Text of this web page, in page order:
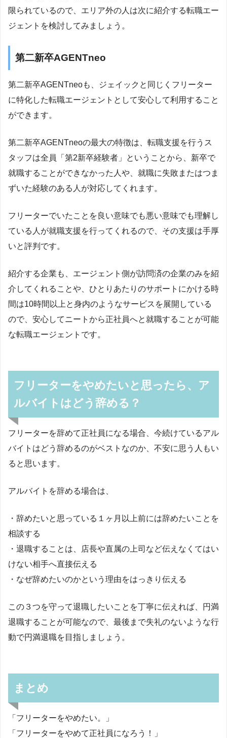
限られているので、エリア外の人は次に紹介する転職エー
ジェントを検討してみましょう。
第二新卒AGENTneo
第二新卒AGENTneoも、ジェイックと同じくフリーター
に特化した転職エージェントとして安心して利用すること
ができます。
第二新卒AGENTneoの最大の特徴は、転職支援を行うス
タッフは全員「第2新卒経験者」ということから、新卒で
就職することができなかった人や、就職に失敗またはつま
ずいた経験のある人が対応してくれます。
フリーターでいたことを良い意味でも悪い意味でも理解し
ている人が就職支援を行ってくれるので、その支援は手厚
いと評判です。
紹介する企業も、エージェント側が訪問済の企業のみを紹
介してくれることや、ひとりあたりのサポートにかける時
間は10時間以上と身内のようなサービスを展開している
ので、安心してニートから正社員へと就職することが可能
な転職エージェントです。
フリーターをやめたいと思ったら、ア
ルバイトはどう辞める？
フリーターを辞めて正社員になる場合、今続けているアル
バイトはどう辞めるのがベストなのか、不安に思う人もい
ると思います。
アルバイトを辞める場合は、
・辞めたいと思っている１ヶ月以上前には辞めたいことを
相談する
・退職することは、店長や直属の上司など伝えなくてはい
けない相手へ直接伝える
・なぜ辞めたいのかという理由をはっきり伝える
この３つを守って退職したいことを丁寧に伝えれば、円満
退職することが可能なので、最後まで失礼のないような行
動で円満退職を目指しましょう。
まとめ
「フリーターをやめたい。」
「フリーターをやめて正社員になろう！」